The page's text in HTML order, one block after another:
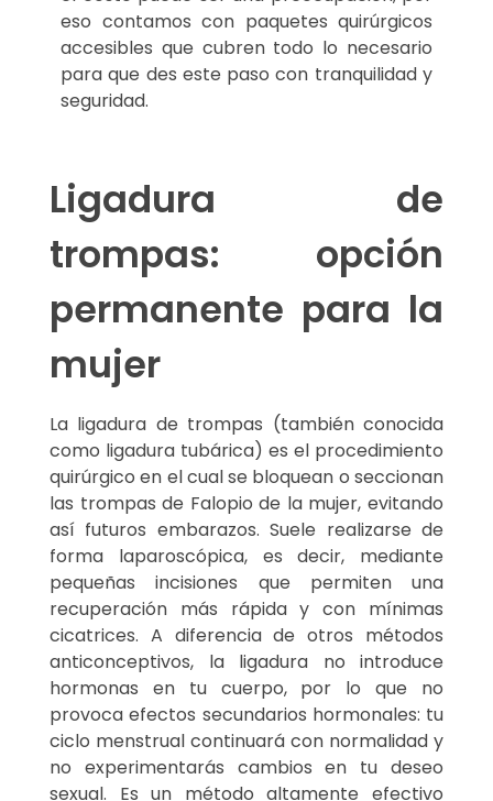
eso contamos con paquetes quirúrgicos
accesibles que cubren todo lo necesario
para que des este paso con tranquilidad y
seguridad.
Ligadura de
trompas: opción
permanente para la
mujer
La ligadura de trompas (también conocida
como ligadura tubárica) es el procedimiento
quirúrgico en el cual se bloquean o seccionan
las trompas de Falopio de la mujer, evitando
así futuros embarazos. Suele realizarse de
forma laparoscópica, es decir, mediante
pequeñas incisiones que permiten una
recuperación más rápida y con mínimas
cicatrices. A diferencia de otros métodos
anticonceptivos, la ligadura no introduce
hormonas en tu cuerpo, por lo que no
provoca efectos secundarios hormonales: tu
ciclo menstrual continuará con normalidad y
no experimentarás cambios en tu deseo
sexual. Es un método altamente efectivo